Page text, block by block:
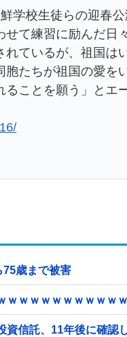
学校生徒らの迎春
て練習に励んだ日
ているが、祖国は
たちが祖国の愛を
ことを願う」とエ
歳まで被害
ｗｗｗｗｗｗｗｗｗ
資信託、11年後に確